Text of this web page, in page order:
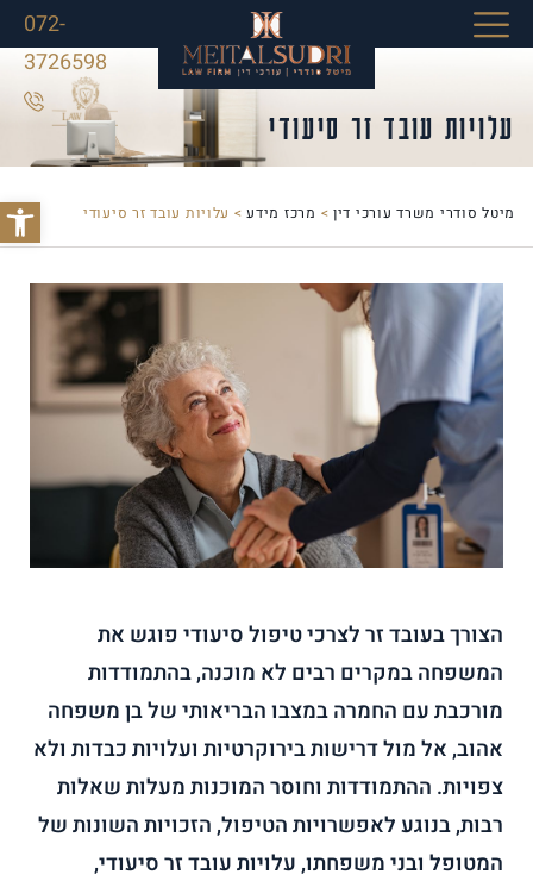
פתח
072-
3726598
עלויות עובד זר סיעודי
מיטל סודרי משרד עורכי דין > מרכז מידע> עלויות עובד זר סיעודי
הצורך בעובד זר לצרכי טיפול סיעודי פוגש את
המשפחה במקרים רבים לא מוכנה, בהתמודדות
מורכבת עם החמרה במצבו הבריאותי של בן משפחה
אהוב, אל מול דרישות בירוקרטיות ועלויות כבדות ולא
צפויות. ההתמודדות וחוסר המוכנות מעלות שאלות
רבות, בנוגע לאפשרויות הטיפול, הזכויות השונות של
המטופל ובני משפחתו, עלויות עובד זר סיעודי,